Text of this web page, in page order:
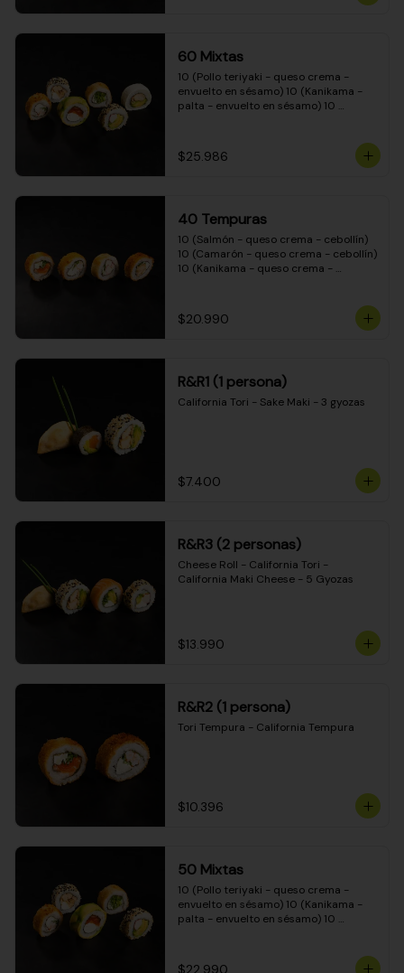
(Pimentón - queso crema - cebollín -
envuelto en masa tempura)
60 Mixtas
10 (Pollo teriyaki - queso crema -
envuelto en sésamo) 10 (Kanikama -
palta - envuelto en sésamo) 10
envuelto en queso crema) 10
(Camarón - queso crema - cebollín -
$25.986
40 Tempuras
10 (Salmón - queso crema - cebollín)
10 (Camarón - queso crema - cebollín)
10 (Kanikama - queso crema -
$20.990
R&R1 (1 persona)
California Tori - Sake Maki - 3 gyozas
$7.400
R&R3 (2 personas)
Cheese Roll - California Tori -
California Maki Cheese - 5 Gyozas
$13.990
R&R2 (1 persona)
Tori Tempura - California Tempura
$10.396
50 Mixtas
10 (Pollo teriyaki - queso crema -
envuelto en sésamo) 10 (Kanikama -
palta - envuelto en sésamo) 10
cebollín - envuelto en masa tempura)
$22.990